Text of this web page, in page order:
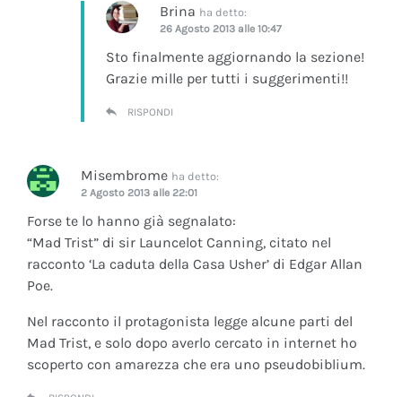
Brina ha detto:
26 Agosto 2013 alle 10:47
Sto finalmente aggiornando la sezione!
Grazie mille per tutti i suggerimenti!!
RISPONDI
Misembrome ha detto:
2 Agosto 2013 alle 22:01
Forse te lo hanno già segnalato:
“Mad Trist” di sir Launcelot Canning, citato nel
racconto ‘La caduta della Casa Usher’ di Edgar Allan
Poe.
Nel racconto il protagonista legge alcune parti del
Mad Trist, e solo dopo averlo cercato in internet ho
scoperto con amarezza che era uno pseudobiblium.